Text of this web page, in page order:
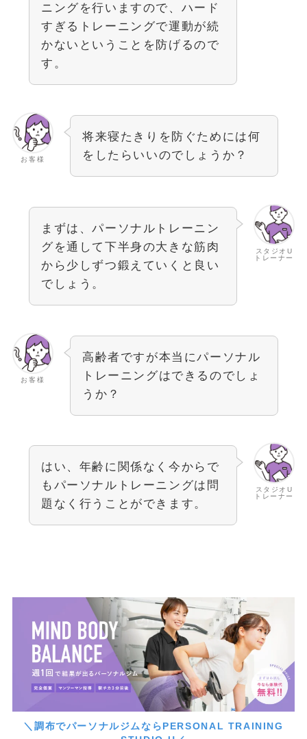
ニングを行いますので、ハード
すぎるトレーニングで運動が続
かないということを防げるので
す。
お客様
将来寝たきりを防ぐためには何
をしたらいいのでしょうか？
スタジオU
トレーナー
まずは、パーソナルトレーニン
グを通して下半身の大きな筋肉
から少しずつ鍛えていくと良い
でしょう。
お客様
高齢者ですが本当にパーソナル
トレーニングはできるのでしょ
うか？
スタジオU
トレーナー
はい、年齢に関係なく今からで
もパーソナルトレーニングは問
題なく行うことができます。
＼調布でパーソナルジムならPERSONAL TRAINING